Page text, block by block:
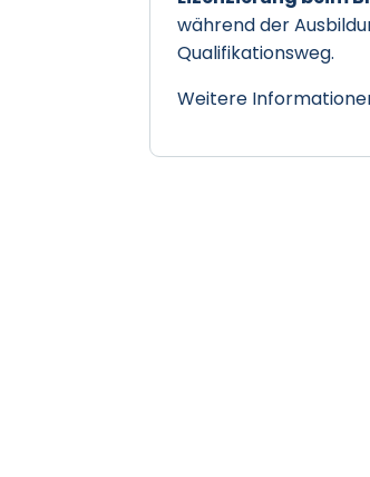
während der
Qualifikationsweg.
Weitere